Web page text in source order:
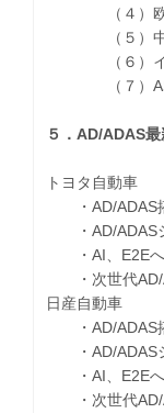
（４）欧
（５）中
（６）イ
（７）
５．AD/ADAS
トヨタ自動車
・AD/ADAS
・AD/ADAS
・AI、E2Eへ
・次世代AD/
日産自動車
・AD/ADAS
・AD/ADAS
・AI、E2Eへ
・次世代AD/